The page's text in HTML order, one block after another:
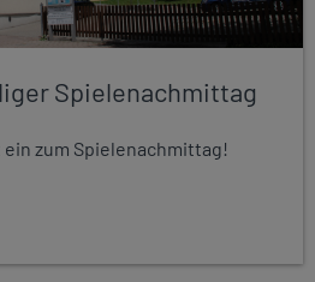
Spielenachmittag
zum Spielenachmittag!